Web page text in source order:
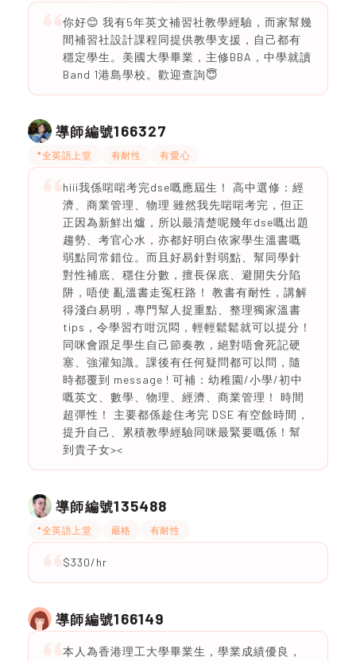
你好😊 我有5年英文補習社教學經驗，而家幫幾
間補習社設計課程同提供教學支援，自己都有
穩定學生。美國大學畢業，主修BBA，中學就讀
Band 1港島學校。歡迎查詢😇
導師編號166327
*全英語上堂 有耐性 有愛心
hiii我係啱啱考完dse嘅應屆生！ 高中選修：經
濟、商業管理、物理 雖然我先啱啱考完，但正
正因為新鮮出爐，所以最清楚呢幾年dse嘅出題
趨勢、考官心水，亦都好明白依家學生溫書嘅
弱點同常錯位。而且好易針對弱點、幫同學針
對性補底、穩住分數，擅長保底、避開失分陷
阱，唔使 亂溫書走冤枉路！ 教書有耐性，講解
得淺白易明，專門幫人捉重點、整理獨家溫書
tips，令學習冇咁沉悶，輕輕鬆鬆就可以提分！
同咪會跟足學生自己節奏教，絕對唔會死記硬
塞、強灌知識。課後有任何疑問都可以問，隨
時都覆到 message ! 可補：幼稚園/小學/初中
嘅英文、數學、物理、經濟、商業管理！ 時間
超彈性！ 主要都係趁住考完 DSE 有空餘時間，
提升自己、累積教學經驗同咪最緊要嘅係！幫
到貴子女><
導師編號135488
*全英語上堂 嚴格 有耐性
$330/hr
導師編號166149
本人為香港理工大學畢業生，學業成績優良，